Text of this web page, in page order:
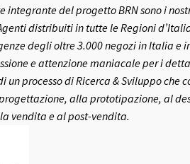
integrante del progetto BRN sono i
distribuiti in tutte le Regioni
degli oltre 3.000 negozi in Italia e
e attenzione maniacale per i
un processo di Ricerca & Sviluppo che
alla prototipazione, al
vendita e al post-vendita.